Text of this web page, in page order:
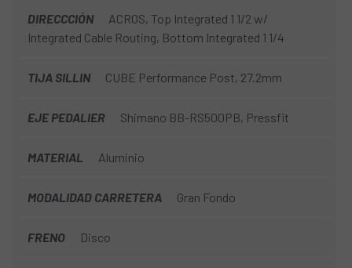
DIRECCCIÓN
ACROS, Top Integrated 1 1/2 w/
Integrated Cable Routing, Bottom Integrated 1 1/4
TIJA SILLIN CUBE Performance Post, 27.2mm
EJE PEDALIER Shimano BB-RS500PB, Pressfit
MATERIAL Aluminio
MODALIDAD CARRETERA Gran Fondo
FRENO Disco